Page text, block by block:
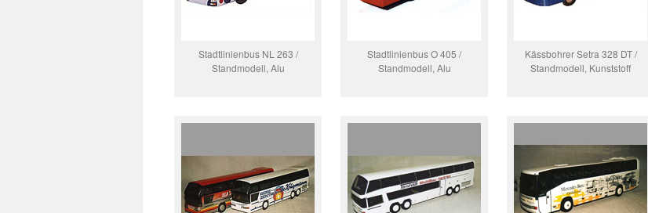
Stadtlinienbus NL 263 /
Standmodell, Alu
Stadtlinienbus O 405 /
Standmodell, Alu
Kässbohrer Setra 328 DT /
Standmodell, Kunststoff